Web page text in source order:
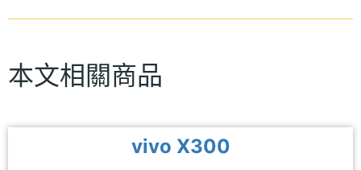
本文相關商品
vivo X300